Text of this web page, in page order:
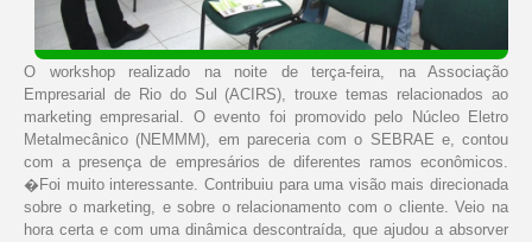
O workshop realizado na noite de terça-feira, na Associação
Empresarial de Rio do Sul (ACIRS), trouxe temas relacionados ao
marketing empresarial. O evento foi promovido pelo Núcleo Eletro
Metalmecânico (NEMMM), em pareceria com o SEBRAE e, contou
com a presença de empresários de diferentes ramos econômicos.
�Foi muito interessante. Contribuiu para uma visão mais direcionada
sobre o marketing, e sobre o relacionamento com o cliente. Veio na
hora certa e com uma dinâmica descontraída, que ajudou a absorver